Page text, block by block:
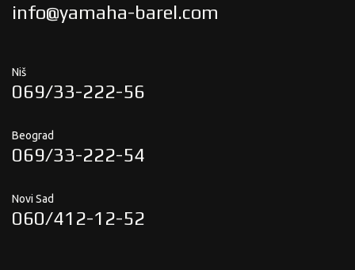
info@yamaha-barel.com
Niš
069/33-222-56
Beograd
069/33-222-54
Novi Sad
060/412-12-52